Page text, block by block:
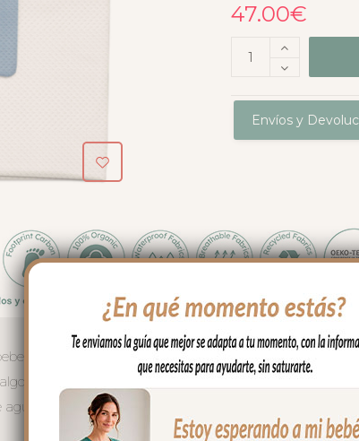
47.00€
Envíos y
en brazos, para usar en el capazo o en la cuna.
y por el otro puedes elegir en piqué de algodón o
fría, jabones no abrasivos y secado al natural.